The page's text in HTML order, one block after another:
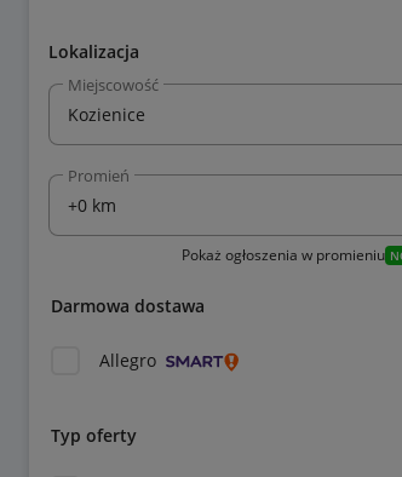
Lokalizacja
Miejscowość
Promień
Pokaż ogłoszenia w promieniu
Darmowa dostawa
Allegro
Typ oferty